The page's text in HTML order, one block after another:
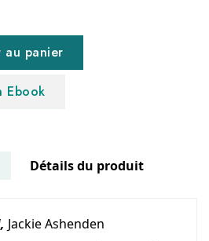
panier
Ebook
Détails du produit
Jackie Ashenden